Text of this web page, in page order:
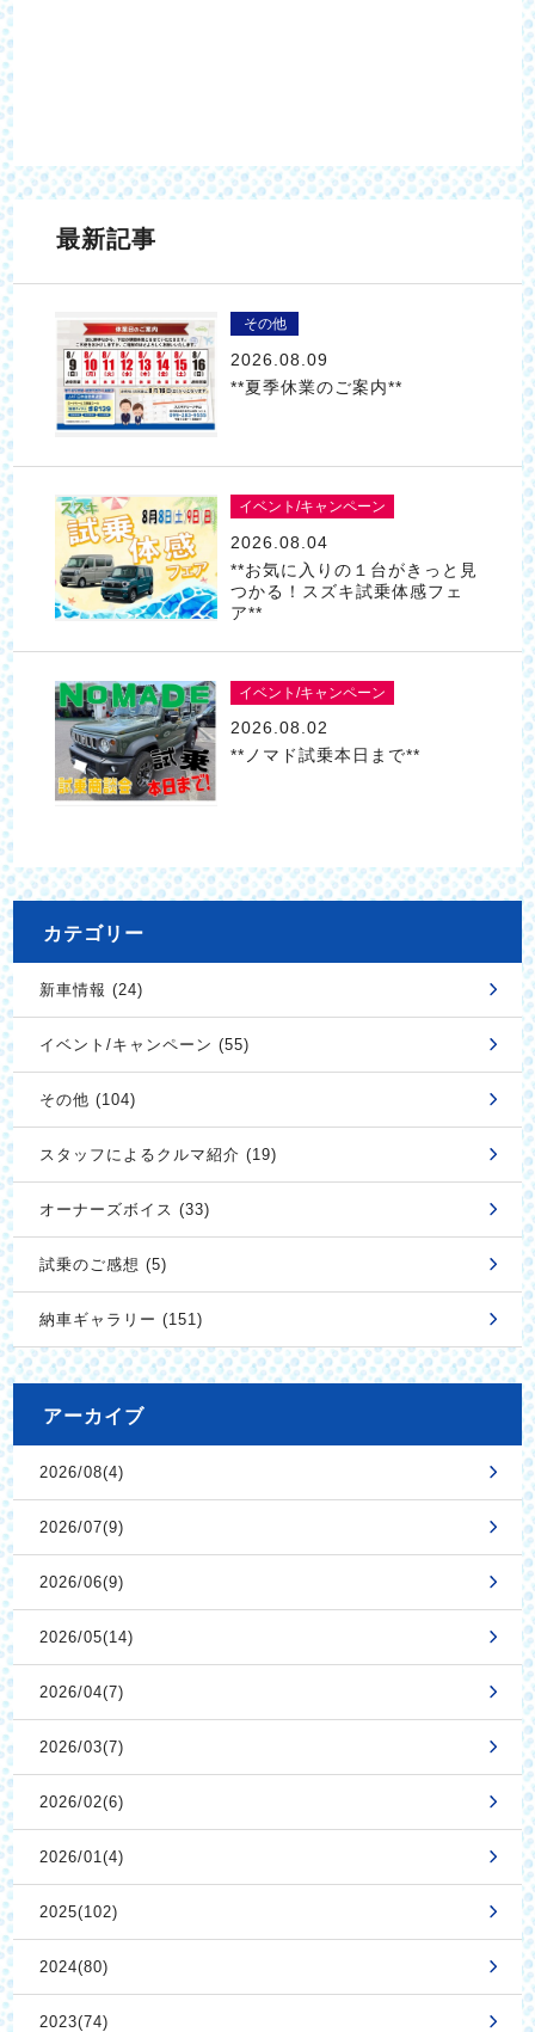
最新記事
その他
2026.08.09
**夏季休業のご案内**
イベント/キャンペーン
2026.08.04
**お気に入りの１台がきっと見
つかる！スズキ試乗体感フェ
ア**
イベント/キャンペーン
2026.08.02
**ノマド試乗本日まで**
カテゴリー
新車情報 (24)
イベント/キャンペーン (55)
その他 (104)
スタッフによるクルマ紹介 (19)
オーナーズボイス (33)
試乗のご感想 (5)
納車ギャラリー (151)
アーカイブ
2026/08(4)
2026/07(9)
2026/06(9)
2026/05(14)
2026/04(7)
2026/03(7)
2026/02(6)
2026/01(4)
2025(102)
2024(80)
2023(74)